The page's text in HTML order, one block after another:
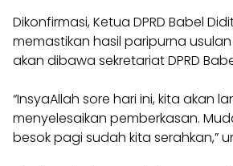
Dikonfirmasi, Ketua DPRD Babel
memastikan hasil paripurna
akan dibawa sekretariat DPRD
“InsyaAllah sore hari ini, kita akan
menyelesaikan pemberkasan.
besok pagi sudah kita serahkan,”